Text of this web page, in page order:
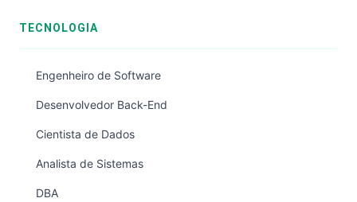
TECNOLOGIA
Engenheiro de Software
Desenvolvedor Back-End
Cientista de Dados
Analista de Sistemas
DBA